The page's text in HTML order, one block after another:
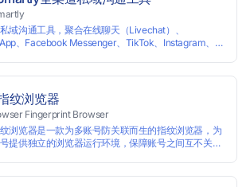
域沟通工具，聚合在线聊天（Livechat）、
、Facebook Messenger、TikTok、Instagram、
纹浏览器
Fingerprint Browser
浏览器是一款为多账号防关联而生的指纹浏览器，为
提供独立的浏览器运行环境，保障账号之间互不关